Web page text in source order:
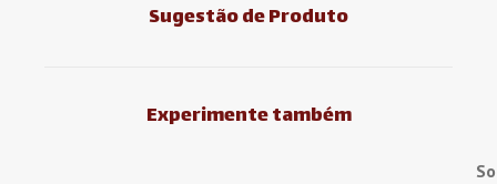
Sugestão de Produto
Experimente também